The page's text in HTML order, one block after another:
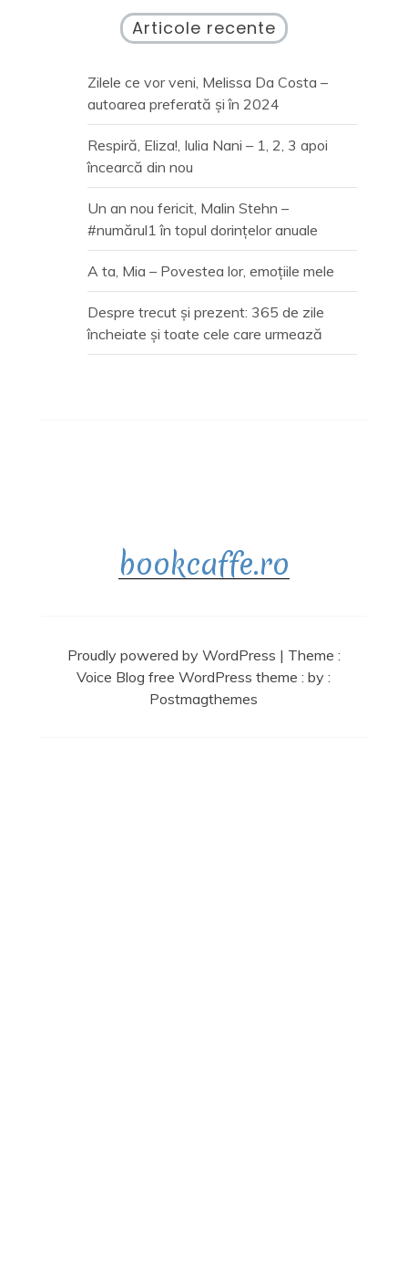
Articole recente
Zilele ce vor veni, Melissa Da Costa –
autoarea preferată și în 2024
Respiră, Eliza!, Iulia Nani – 1, 2, 3 apoi
încearcă din nou
Un an nou fericit, Malin Stehn –
#numărul1 în topul dorințelor anuale
A ta, Mia – Povestea lor, emoțiile mele
Despre trecut și prezent: 365 de zile
încheiate și toate cele care urmează
bookcaffe.ro
Proudly powered by WordPress | Theme :
Voice Blog free WordPress theme: by :
Postmagthemes